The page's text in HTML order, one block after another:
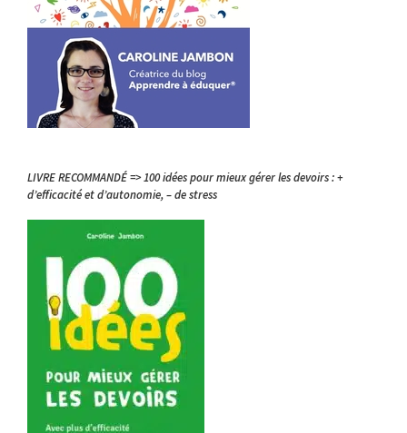
LIVRE RECOMMANDÉ => 100 idées pour mieux gérer les devoirs : +
d’efficacité et d’autonomie, – de stress